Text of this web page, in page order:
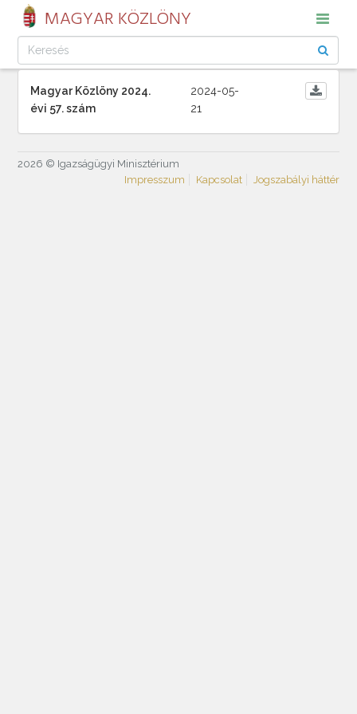
MAGYAR KÖZLÖNY
Magyar Közlöny 2024.
évi 57. szám
2024-05-
21
2026 © Igazságügyi Minisztérium
Impresszum
Kapcsolat Jogszabályi háttér